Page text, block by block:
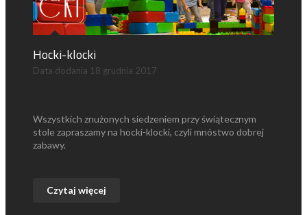
Hocki-klocki
Data dodania 18 grudnia 2017
Wszystkich znużonych siedzeniem przy świątecznym
stole zapraszamy na hocki-klocki, czyli mnóstwo dobrej
zabawy.
Czytaj więcej